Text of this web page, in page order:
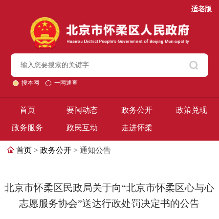
适老版
搜本网 一网通查
首页 要闻动态 政务公开 政策兑现
政务服务 政民互动 走进怀柔
首页 > 政务公开 > 通知公告
北京市怀柔区民政局关于向“北京市怀柔区心与心
志愿服务协会”送达行政处罚决定书的公告